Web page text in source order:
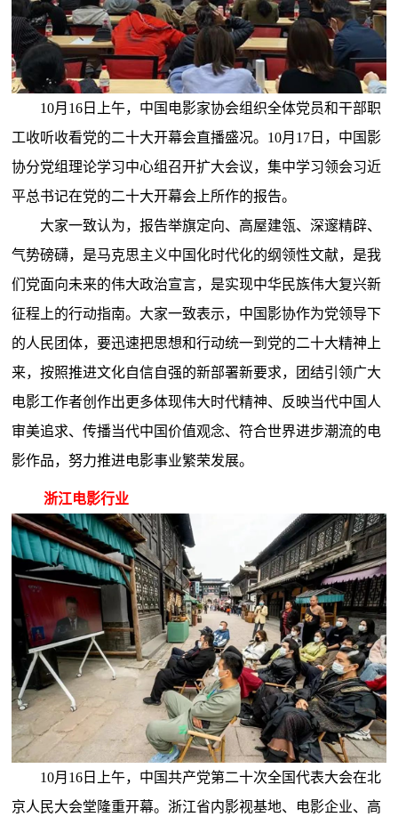
10月16日上午，中国电影家协会组织全体党员和干部职
工收听收看党的二十大开幕会直播盛况。10月17日，中国影
协分党组理论学习中心组召开扩大会议，集中学习领会习近
平总书记在党的二十大开幕会上所作的报告。
大家一致认为，报告举旗定向、高屋建瓴、深邃精辟、
气势磅礴，是马克思主义中国化时代化的纲领性文献，是我
们党面向未来的伟大政治宣言，是实现中华民族伟大复兴新
征程上的行动指南。大家一致表示，中国影协作为党领导下
的人民团体，要迅速把思想和行动统一到党的二十大精神上
来，按照推进文化自信自强的新部署新要求，团结引领广大
电影工作者创作出更多体现伟大时代精神、反映当代中国人
审美追求、传播当代中国价值观念、符合世界进步潮流的电
影作品，努力推进电影事业繁荣发展。
浙江电影行业
10月16日上午，中国共产党第二十次全国代表大会在北
京人民大会堂隆重开幕。浙江省内影视基地、电影企业、高